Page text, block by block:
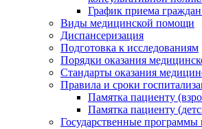
График приема
Виды медицинской помощи
Диспансеризация
Подготовка к исследованиям
Порядки оказания
Стандарты оказания
Правила и сроки
Памятка пациенту
Памятка пациенту
Государственные программы